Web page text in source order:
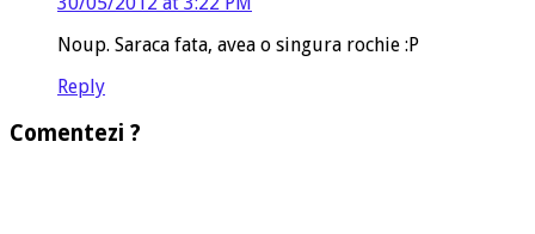
Noup. Saraca fata, avea o singura rochie :P
Reply
Comentezi ?